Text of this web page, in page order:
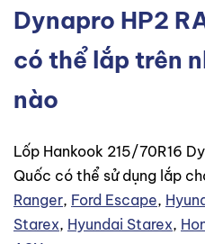
Dynapro HP2
có thể lắp trên
nào
Lốp Hankook 215/70R16
Quốc có thể sử dụng lắp
Ranger, Ford Escape,
Starex, Hyundai Starex,